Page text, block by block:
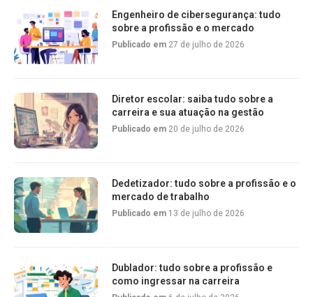
Engenheiro de cibersegurança: tudo
sobre a profissão e o mercado
Publicado em 27 de julho de 2026
Diretor escolar: saiba tudo sobre a
carreira e sua atuação na gestão
Publicado em 20 de julho de 2026
Dedetizador: tudo sobre a profissão e o
mercado de trabalho
Publicado em 13 de julho de 2026
Dublador: tudo sobre a profissão e
como ingressar na carreira